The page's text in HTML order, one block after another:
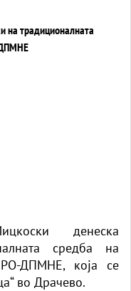
денеска
средба на
ДПМНЕ, која се
во Драчево.